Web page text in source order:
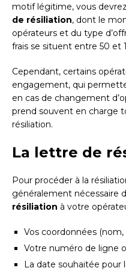
motif légitime, vous
de résiliation, dont le
opérateurs et du type
frais se situent entre 50 et
Cependant, certains
engagement, qui
en cas de changement
prend souvent en charge
résiliation.
La lettre de
Pour procéder à la
généralement nécessaire
résiliation à votre
Vos coordonnées (nom,
Votre numéro de ligne
La date souhaitée pour